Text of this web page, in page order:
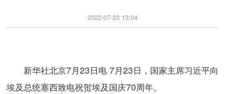
2022-07-23 13:04
新华社北京7月23日电 7月23日，国家主席习近平向
埃及总统塞西致电祝贺埃及国庆70周年。